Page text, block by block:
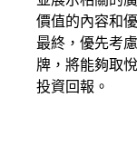
價值的內容和
最終，優先考
牌，將能夠取
投資回報。